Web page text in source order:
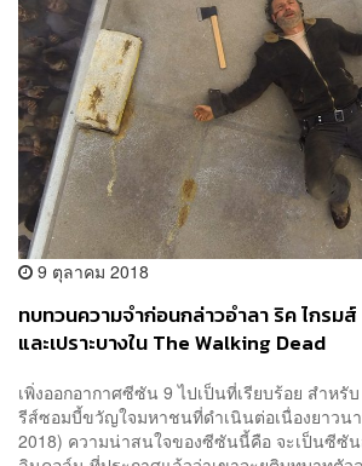
9 ตุลาคม 2018
ทบทวนความจำก่อนกล่าวอำลา ริค ไกรม
และเปราะบางใน The Walking Dead
เพิ่งออกอากาศซีซัน 9 ไปเป็นที่เรียบร้อย สำหรั
รีส์ซอมบี้ขวัญใจมหาชนที่ดำเนินต่อเนื่องยาวน
2018) ความน่าสนใจของซีซันนี้คือ จะเป็นซีซั